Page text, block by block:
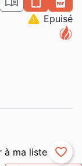
warning Epuisé
favorite_border